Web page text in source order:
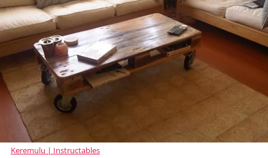
Keremulu | Instructables